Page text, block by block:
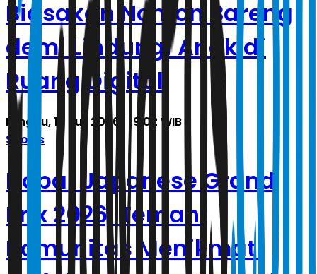
Biasakan Nonton Bareng
demi Lindungi Anak di
Ruang Digital
Minggu, 12 Juli 2026 | 19.02 WIB
Sports
Nobar Japanese Grand
Prix 2026, Temani
Komunitas Menikmati